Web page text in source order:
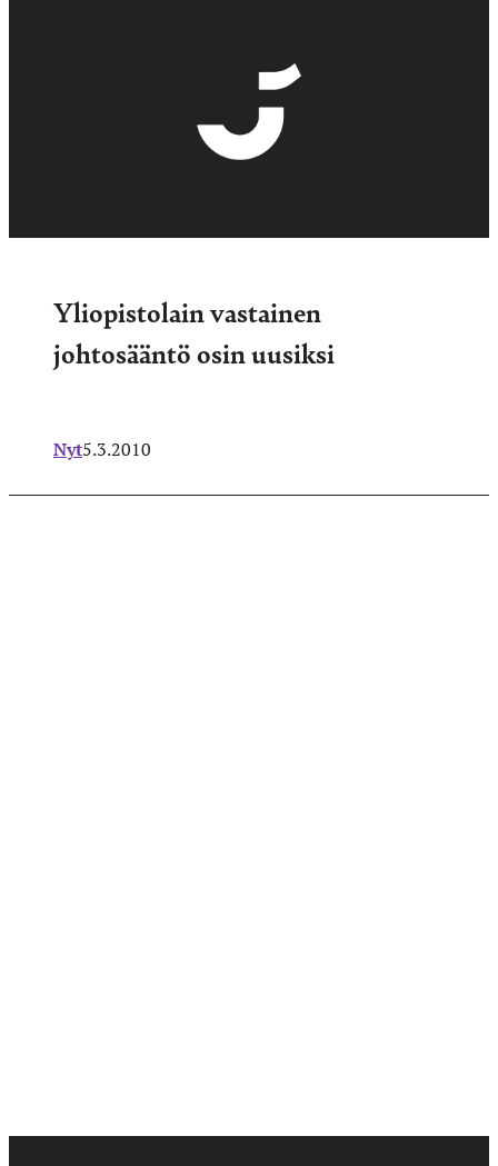
Yliopistolain vastainen
johtosääntö osin uusiksi
Nyt5.3.2010